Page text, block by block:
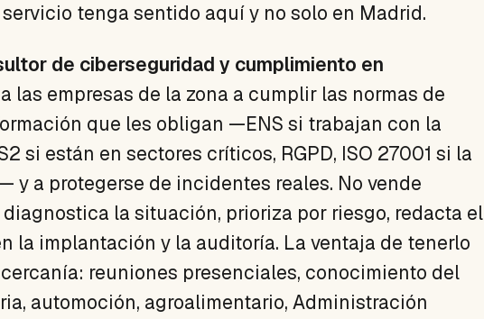
tenga sentido aquí y no solo en Madrid.
de ciberseguridad y cumplimiento en
las empresas de la zona a cumplir las normas de
que les obligan —ENS si trabajan con la
si están en sectores críticos, RGPD, ISO 27001 si la
y a protegerse de incidentes reales. No vende
la situación, prioriza por riesgo, redacta el
la implantación y la auditoría. La ventaja de tenerlo
reuniones presenciales, conocimiento del
automoción, agroalimentario, Administración